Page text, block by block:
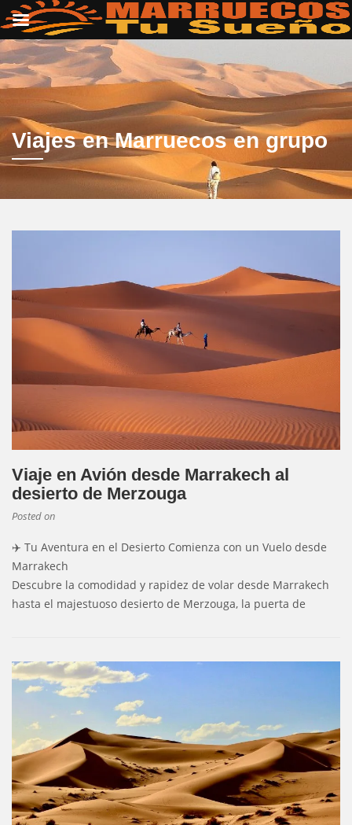
Viajes en Marruecos en grupo
Viaje en Avión desde Marrakech al
desierto de Merzouga
Posted on
✈️ Tu Aventura en el Desierto Comienza con un Vuelo desde
Marrakech
Descubre la comodidad y rapidez de volar desde Marrakech
hasta el majestuoso desierto de Merzouga, la puerta de